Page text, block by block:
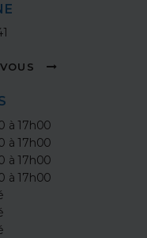
à 17h00
à 17h00
à 17h00
à 17h00